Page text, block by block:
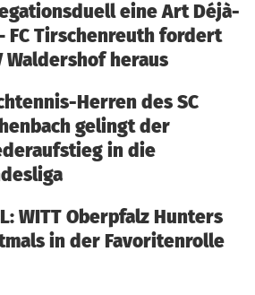
eine Art Déjà-
FC Tirschenreuth fordert
Waldershof heraus
Herren des SC
gelingt der
in die
WITT Oberpfalz Hunters
in der Favoritenrolle